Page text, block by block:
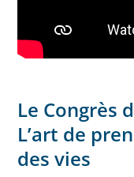
Le Congrès
L’art de
des vies